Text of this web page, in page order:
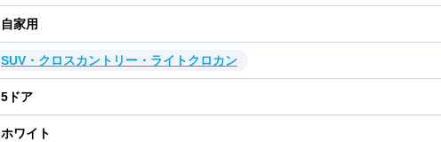
自家用
SUV・クロスカントリー・ライトクロカン
5 ドア
ホワイト